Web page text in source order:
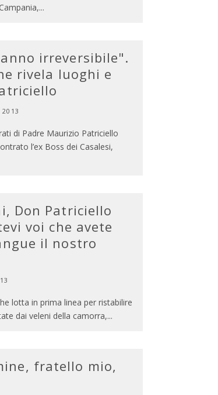
...
irreversibile".
rivela luoghi e
di Padre Maurizio Patriciello
l’ex Boss dei Casalesi,
Don Patriciello
voi che avete
il nostro
lotta in prima linea per ristabilire
dai veleni della camorra,...
fratello mio,